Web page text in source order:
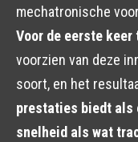
mechatronische
Voor de eerste keer
voorzien van deze
soort, en het
prestaties biedt als
snelheid als wat